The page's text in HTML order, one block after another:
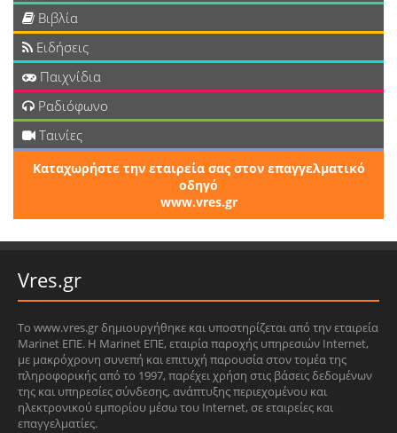
Βιβλία
Ειδήσεις
Παιχνίδια
Ραδιόφωνο
Ταινίες
Καταχωρήστε την εταιρεία σας στον επαγγελματικό
οδηγό
www.vres.gr
Vres.gr
Το www.vres.gr δημιουργήθηκε και υποστηρίζεται από την εταιρεία
Marinet ΕΠΕ. Η Marinet ΕΠΕ, εταιρία παροχής υπηρεσιών Internet,
με μακρόχρονη συνεπή και επιτυχή παρουσία στον τομέα της
πληροφορικής από το 1997, παρέχει χρήση στις βάσεις δεδομένων
της και υπηρεσίες σύνδεσης, ανάπτυξης περιεχομένου και
ηλεκτρονικού εμπορίου μέσω του Internet, σε εταιρείες και
επαγγελματίες.